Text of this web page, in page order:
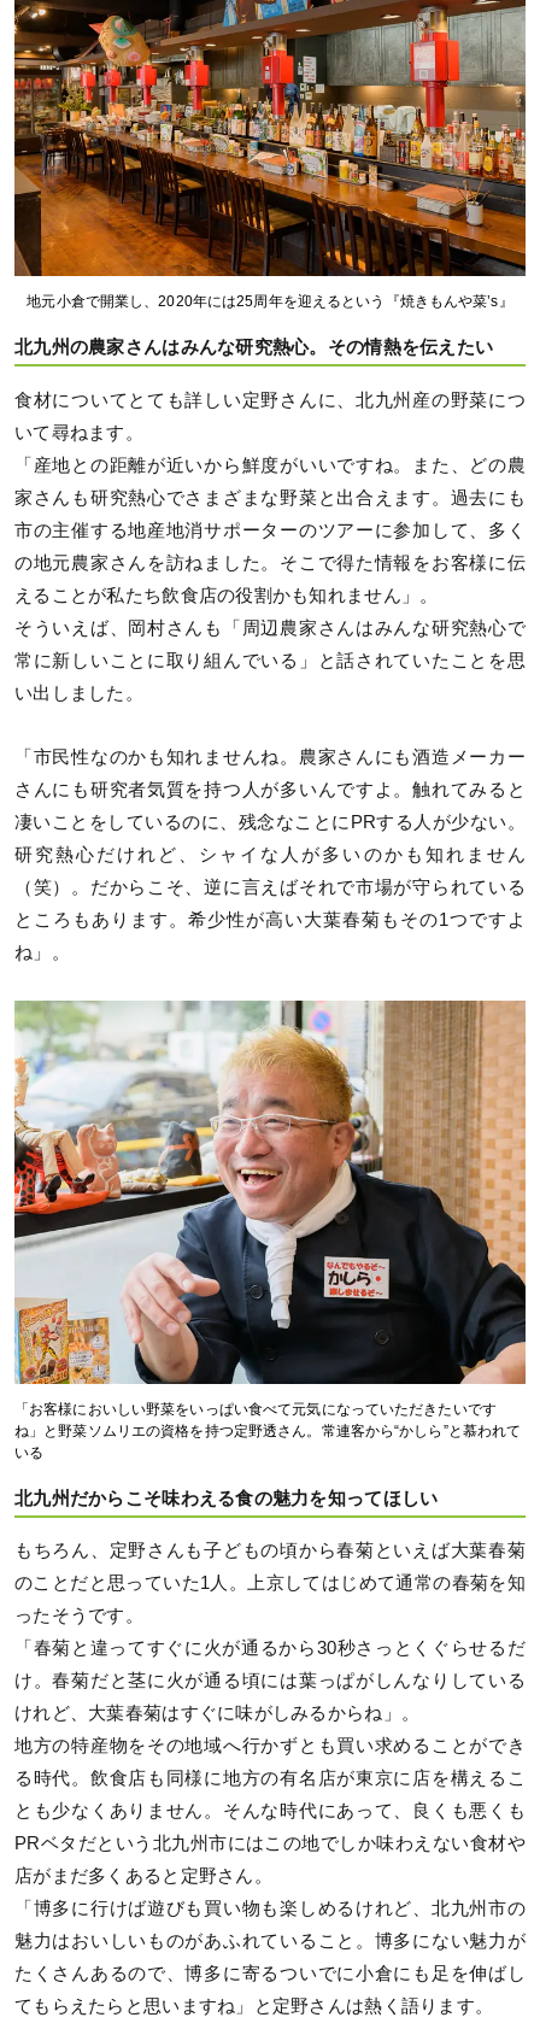
地元小倉で開業し、2020年には25周年を迎えるという『焼きもんや菜’s』
北九州の農家さんはみんな研究熱心。その情熱を伝えたい
食材についてとても詳しい定野さんに、北九州産の野菜につ
いて尋ねます。
「産地との距離が近いから鮮度がいいですね。また、どの農
家さんも研究熱心でさまざまな野菜と出合えます。過去にも
市の主催する地産地消サポーターのツアーに参加して、多く
の地元農家さんを訪ねました。そこで得た情報をお客様に伝
えることが私たち飲食店の役割かも知れません」。
そういえば、岡村さんも「周辺農家さんはみんな研究熱心で
常に新しいことに取り組んでいる」と話されていたことを思
い出しました。
「市民性なのかも知れませんね。農家さんにも酒造メーカー
さんにも研究者気質を持つ人が多いんですよ。触れてみると
凄いことをしているのに、残念なことにPRする人が少ない。
研究熱心だけれど、シャイな人が多いのかも知れません
（笑）。だからこそ、逆に言えばそれで市場が守られている
ところもあります。希少性が高い大葉春菊もその1つですよ
ね」。
「お客様においしい野菜をいっぱい食べて元気になっていただきたいです
ね」と野菜ソムリエの資格を持つ定野透さん。常連客から“かしら”と慕われて
いる
北九州だからこそ味わえる食の魅力を知ってほしい
もちろん、定野さんも子どもの頃から春菊といえば大葉春菊
のことだと思っていた1人。上京してはじめて通常の春菊を知
ったそうです。
「春菊と違ってすぐに火が通るから30秒さっとくぐらせるだ
け。春菊だと茎に火が通る頃には葉っぱがしんなりしている
けれど、大葉春菊はすぐに味がしみるからね」。
地方の特産物をその地域へ行かずとも買い求めることができ
る時代。飲食店も同様に地方の有名店が東京に店を構えるこ
とも少なくありません。そんな時代にあって、良くも悪くも
PRベタだという北九州市にはこの地でしか味わえない食材や
店がまだ多くあると定野さん。
「博多に行けば遊びも買い物も楽しめるけれど、北九州市の
魅力はおいしいものがあふれていること。博多にない魅力が
たくさんあるので、博多に寄るついでに小倉にも足を伸ばし
てもらえたらと思いますね」と定野さんは熱く語ります。